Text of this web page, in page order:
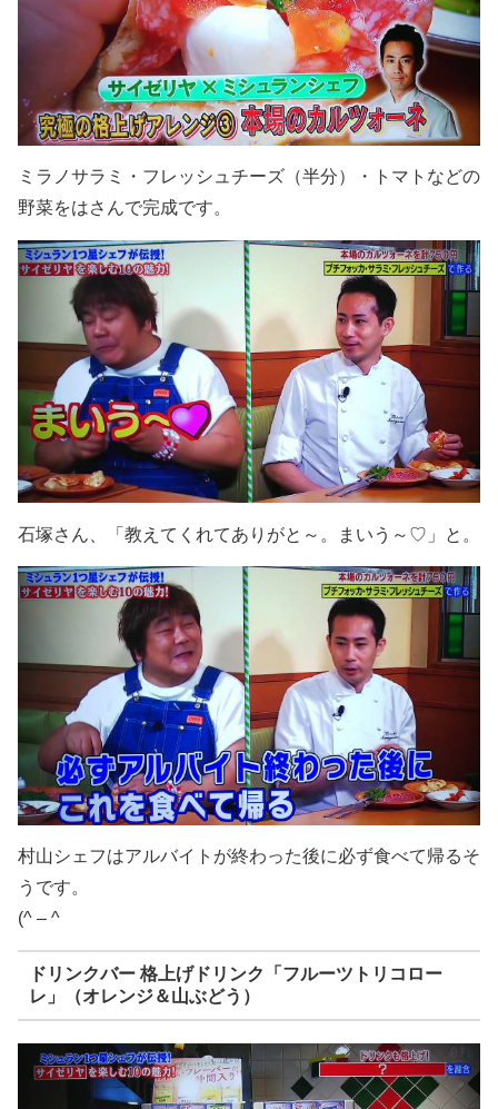
ミラノサラミ・フレッシュチーズ（半分）・トマトなどの
野菜をはさんで完成です。
石塚さん、「教えてくれてありがと～。まいう～♡」と。
村山シェフはアルバイトが終わった後に必ず食べて帰るそ
うです。
(^ – ^
ドリンクバー 格上げドリンク「フルーツトリコロー
レ」（オレンジ＆山ぶどう）